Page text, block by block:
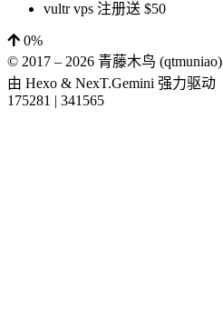
vultr vps 注册送 $50
0%
© 2017 – 2026 青藤木鸟 (qtmuniao)
由 Hexo & NexT.Gemini 强力驱动
175281 | 341565